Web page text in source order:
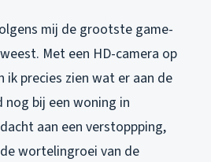
mij de grootste game-
Met een HD-camera op
ik precies zien wat er aan de
nog bij een woning in
aan een verstoppping,
wortelingroei van de